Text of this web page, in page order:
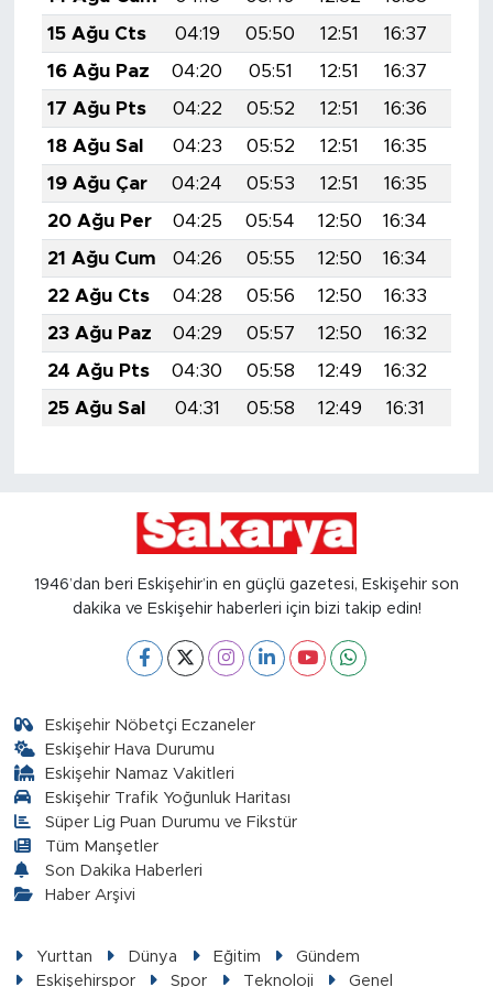
15 Ağu Cts
04:19 05:50 12:51 16:37
16 Ağu Paz
04:20 05:51 12:51 16:37
17 Ağu Pts
04:22 05:52 12:51 16:36
18 Ağu Sal
04:23 05:52 12:51 16:35
19 Ağu Çar
04:24 05:53 12:51 16:35
20 Ağu Per
04:25 05:54 12:50 16:34
21 Ağu Cum
04:26 05:55 12:50 16:34
22 Ağu Cts
04:28 05:56 12:50 16:33
23 Ağu Paz
04:29 05:57 12:50 16:32
24 Ağu Pts
04:30 05:58 12:49 16:32
25 Ağu Sal
04:31 05:58 12:49 16:31
1946’dan beri Eskişehir’in en güçlü gazetesi, Eskişehir son
dakika ve Eskişehir haberleri için bizi takip edin!
Eskişehir Nöbetçi Eczaneler
Eskişehir Hava Durumu
Eskişehir Namaz Vakitleri
Eskişehir Trafik Yoğunluk Haritası
Süper Lig Puan Durumu ve Fikstür
Tüm Manşetler
Son Dakika Haberleri
Haber Arşivi
Yurttan Dünya Eğitim
Gündem
Eskişehirspor
Spor Teknoloji Genel